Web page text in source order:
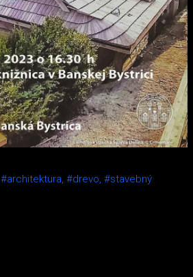
#architektura, #drevo, #stavebný